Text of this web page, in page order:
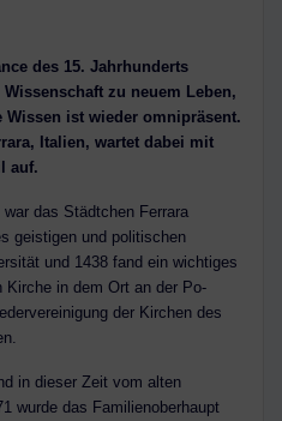
des 15. Jahrhunderts
zu neuem Leben,
ist wieder omnipräsent.
Italien, wartet dabei mit
auf.
das Städtchen Ferrara
geistigen und politischen
und 1438 fand ein wichtiges
in dem Ort an der Po-
der Kirchen des
in dieser Zeit vom alten
wurde das Familienoberhaupt